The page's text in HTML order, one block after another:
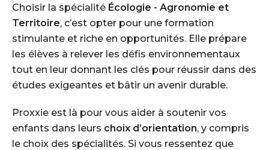
Choisir la spécialité Écologie - Agronomie et
Territoire, c’est opter pour une formation
stimulante et riche en opportunités. Elle prépare
les élèves à relever les défis environnementaux
tout en leur donnant les clés pour réussir dans des
études exigeantes et bâtir un avenir durable.
Proxxie est là pour vous aider à soutenir vos
enfants dans leurs choix d’orientation, y compris
le choix des spécialités. Si vous ressentez que